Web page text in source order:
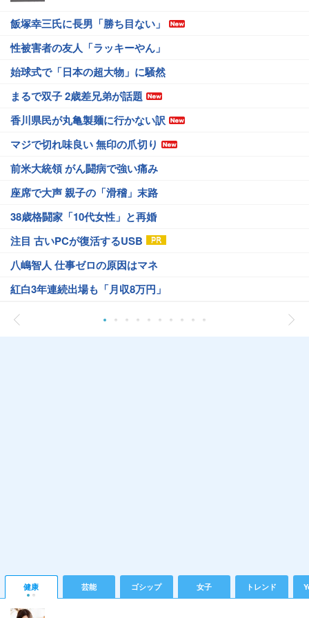
飯塚幸三氏に長男「勝ち目ない」
性被害者の友人「ラッキーやん」
始球式で「日本の超大物」に騒然
まるで双子 2歳差兄弟が話題
香川県民が丸亀製麺に行かない訳
マジで切れ味良い 無印の爪切り
前米大統領 がん闘病で強い痛み
座席で大声 親子の「滑稽」末路
38歳格闘家「10代女性」と再婚
注目 古いPCが復活するUSB
八嶋智人 仕事ゼロの原因はマネ
紅白3年連続出場も「月収8万円」
健康 芸能 ゴシップ 女子 トレンド